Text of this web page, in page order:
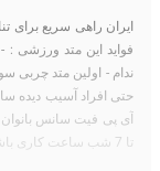
فواید این متد ورزشی
ندام - اولین متد چربی
حتی افراد آسیب دیده